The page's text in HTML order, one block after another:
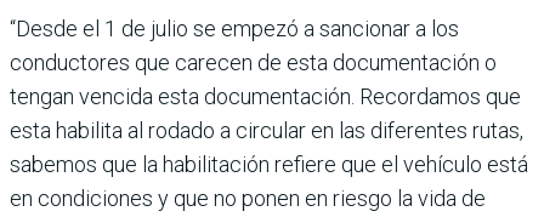
“Desde el 1 de julio se empezó a sancionar a los
conducto­res que carecen de esta docu­mentación o
tengan vencida esta documentación. Recor­damos que
esta habilita al rodado a circular en las dife­rentes rutas,
sabemos que la habilitación refiere que el vehículo está
en condiciones y que no ponen en riesgo la vida de